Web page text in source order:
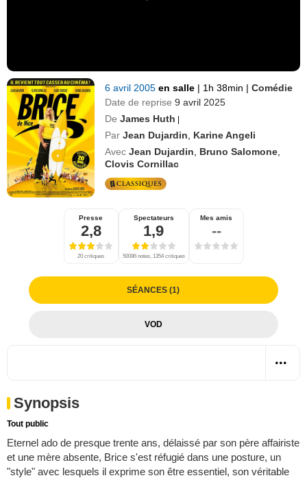
6 avril 2005en salle | 1h 38min | Comédie
Date de reprise 9 avril 2025
De James Huth |
Par Jean Dujardin
Karine Angeli
Avec Jean Dujardin Bruno Salomone
Clovis Cornillac
Presse
2,8
20 critiques
Spectateurs
1,9
50086 notes, 1354 critiques
Mes amis
--
SÉANCES (1)
VOD
Synopsis
Tout public
Eternel ado de presque trente ans, délaissé par son père affairiste
et une mère absente, Brice s'est réfugié dans une posture, un
"style" avec lesquels il exprime son être essentiel, son véritable